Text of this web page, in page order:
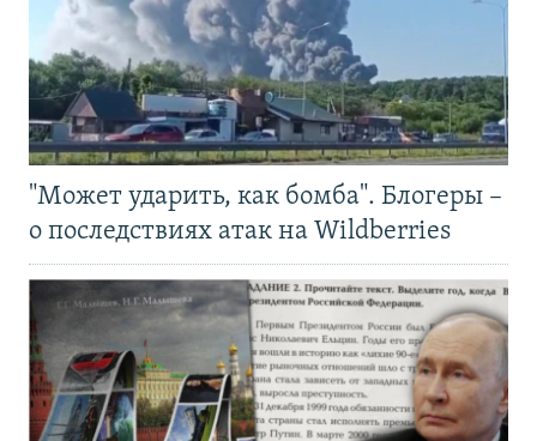
"Может ударить, как бомба". Блогеры –
о последствиях атак на Wildberries